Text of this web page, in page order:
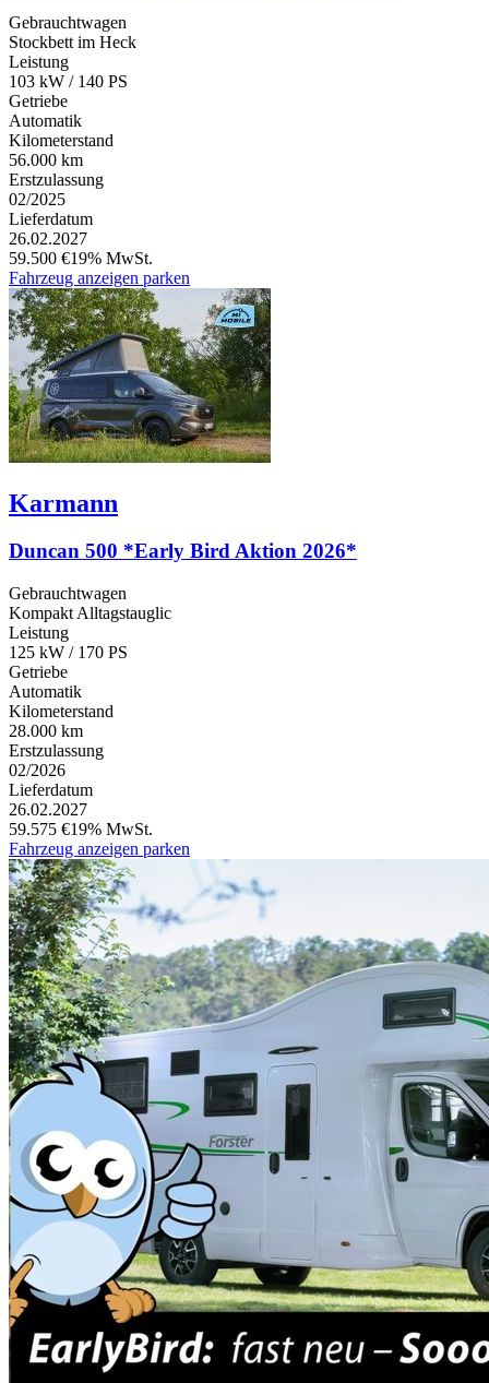
Gebrauchtwagen
Stockbett im Heck
Leistung
103 kW / 140 PS
Getriebe
Automatik
Kilometerstand
56.000 km
Erstzulassung
02/2025
Lieferdatum
26.02.2027
59.500 €19% MwSt.
Fahrzeug anzeigen parken
Karmann
Duncan 500 *Early Bird Aktion 2026*
Gebrauchtwagen
Kompakt Alltagstauglic
Leistung
125 kW / 170 PS
Getriebe
Automatik
Kilometerstand
28.000 km
Erstzulassung
02/2026
Lieferdatum
26.02.2027
59.575 €19% MwSt.
Fahrzeug anzeigen parken